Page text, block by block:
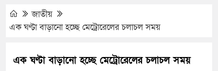
জাতীয়
এক ঘণ্টা বাড়ানো হচ্ছে মেট্রোরেলের চলাচল সময়
এক ঘণ্টা বাড়ানো হচ্ছে মেট্রোরেলের চলাচল সময়